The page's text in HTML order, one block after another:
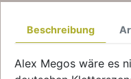
Beschreibung
Alex Megos wäre es